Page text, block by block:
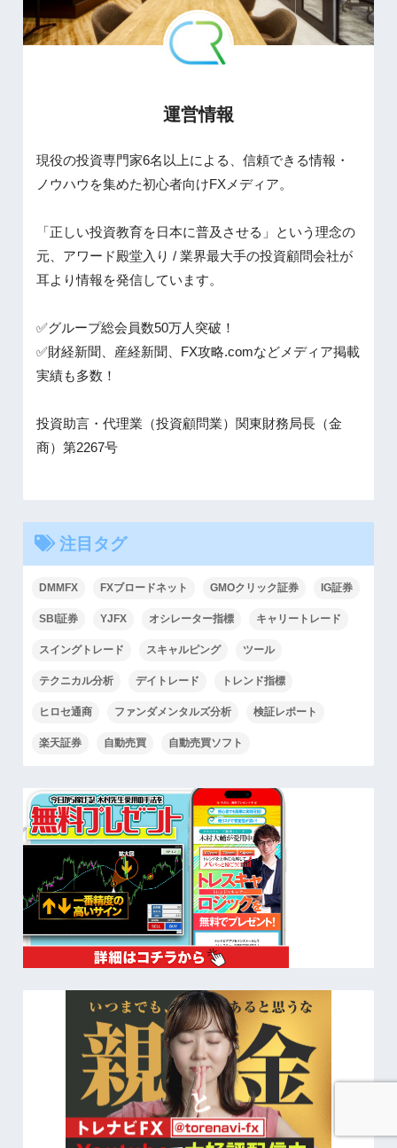
運営情報
現役の投資専門家6名以上による、信頼できる情報・
ノウハウを集めた初心者向けFXメディア。
「正しい投資教育を日本に普及させる」という理念の
元、アワード殿堂入り / 業界最大手の投資顧問会社が
耳より情報を発信しています。
✅グループ総会員数50万人突破！
✅財経新聞、産経新聞、FX攻略.comなどメディア掲載
実績も多数！
投資助言・代理業（投資顧問業）関東財務局長（金
商）第2267号
注目タグ
DMMFX FXブロードネット GMOクリック証券 IG証券
SBI証券 YJFX オシレーター指標 キャリートレード
スイングトレード スキャルピング ツール
テクニカル分析 デイトレード トレンド指標
ヒロセ通商 ファンダメンタルズ分析 検証レポート
楽天証券 自動売買 自動売買ソフト